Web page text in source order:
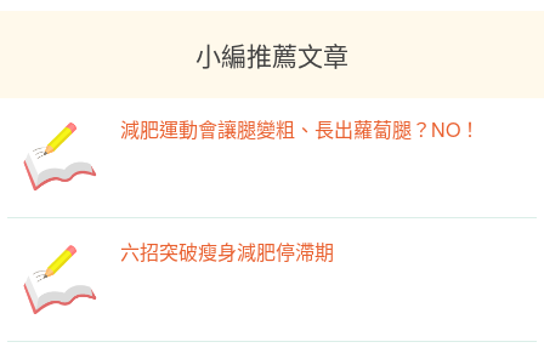
小編推薦文章
減肥運動會讓腿變粗、長出蘿蔔腿？NO！
六招突破瘦身減肥停滯期